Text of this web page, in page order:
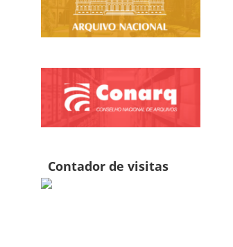
Contador de visitas